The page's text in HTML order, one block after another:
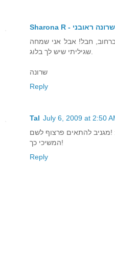
Sharona R - שרונה ראובני
חבל! אבל אני שמחה
שרונה
Reply
Tal July 6, 2009 at 2:50
לשם! :)
המשיכי כך!
Reply